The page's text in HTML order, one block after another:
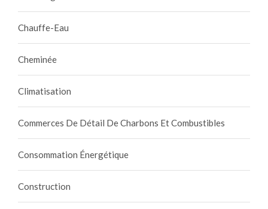
Chauffe-Eau
Cheminée
Climatisation
Commerces De Détail De Charbons Et Combustibles
Consommation Énergétique
Construction